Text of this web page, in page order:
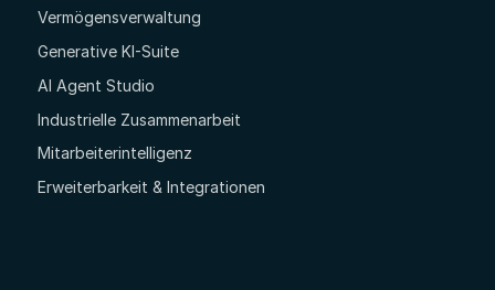
Vermögensverwaltung
Generative KI-Suite
AI Agent Studio
Industrielle Zusammenarbeit
Mitarbeiterintelligenz
Erweiterbarkeit & Integrationen